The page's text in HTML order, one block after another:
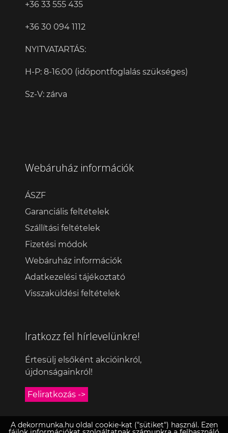
+36 33 555 435
+36 30 094 1112
NYITVATARTÁS:
H-P: 8-16:00 (időpontfoglalás szükséges)
Sz-V: zárva
Webáruház információk
ÁSZF
Garanciális feltételek
Szállítási feltételek
Fizetési módok
Webáruház információk
Adatkezelési tájékoztató
Visszaküldési feltételek
Iratkozz fel hírlevelünkre!
Értesülj elsőként akcióinkról,
újdonságainkról!
Feliratkozás ->
A dekormunka.hu oldal cookie-kat ("sütiket") használ. Ezen